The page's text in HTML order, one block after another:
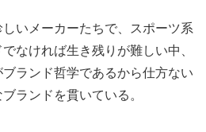
いメーカーたちで、スポーツ系
なければ生き残りが難しい中、
ランド哲学であるから仕方ない
ランドを貫いている。